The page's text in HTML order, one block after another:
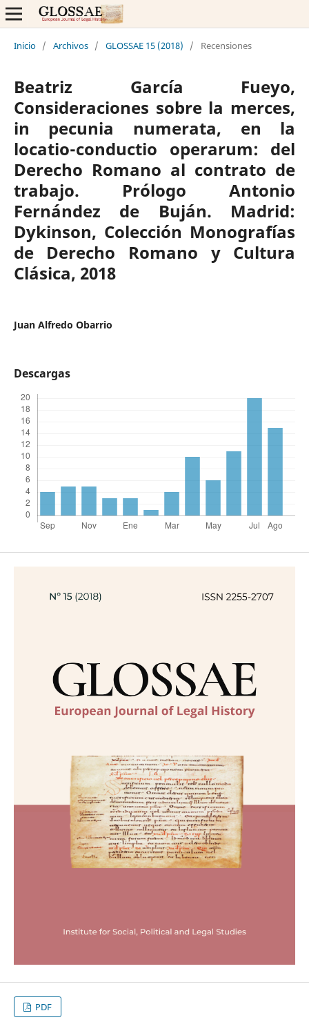
Inicio / Archivos / GLOSSAE 15 (2018) / Recensiones
Beatriz García Fueyo,
Consideraciones sobre la merces,
in pecunia numerata, en la
locatio-conductio operarum: del
Derecho Romano al contrato de
trabajo. Prólogo Antonio
Fernández de Buján. Madrid:
Dykinson, Colección Monografías
de Derecho Romano y Cultura
Clásica, 2018
Juan Alfredo Obarrio
Descargas
PDF